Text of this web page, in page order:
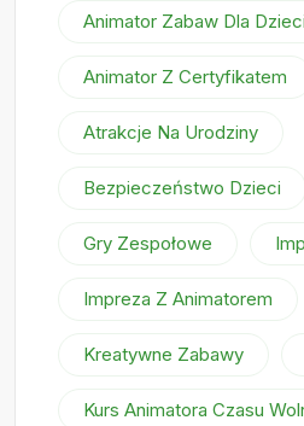
Animator Zabaw Dla Dzieci
Animator Z Certyfikatem
Atrakcje Na Urodziny
Bezpieczeństwo Dzieci
Gry Zespołowe
Impreza Z Animatorem
Kreatywne Zabawy
Kurs Animatora Czasu